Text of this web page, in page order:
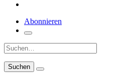
Abonnieren
Suche: